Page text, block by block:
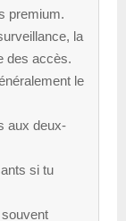
premium.
la
des accès.
le
aux deux-
si tu